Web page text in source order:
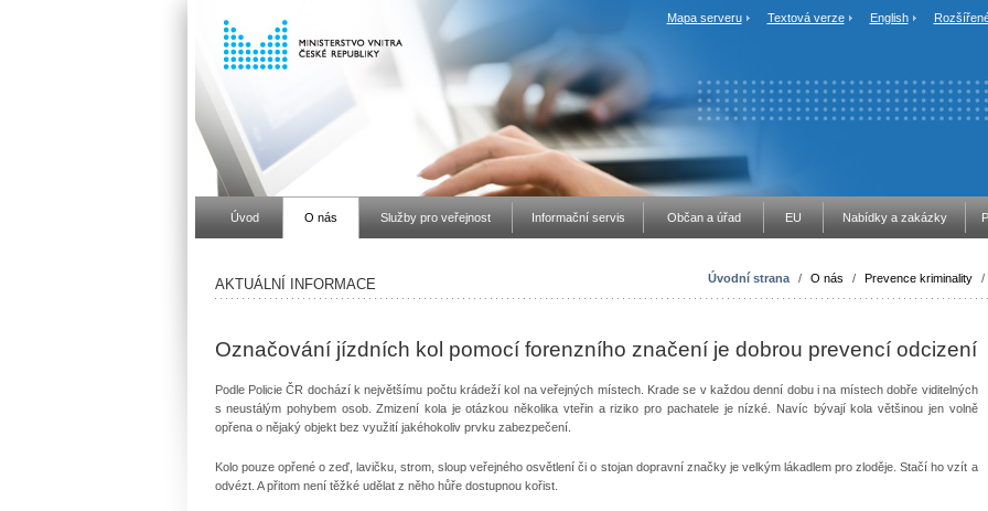
Mapa serveru Textová verze English
Úvod O nás Služby pro veřejnost Informační servis Občan a úřad EU Nabídky a zakázky
Úvodní strana / O nás / Prevence kriminality /
AKTUÁLNÍ INFORMACE
Označování jízdních kol pomocí forenzního značení je dobrou prevencí odcizení
Podle Policie ČR dochází k největšímu počtu krádeží kol na veřejných místech. Krade se v každou denní dobu i na místech dobře viditelných
s neustálým pohybem osob. Zmizení kola je otázkou několika vteřin a riziko pro pachatele je nízké. Navíc bývají kola většinou jen volně
opřena o nějaký objekt bez využití jakéhokoliv prvku zabezpečení.
Kolo pouze opřené o zeď, lavičku, strom, sloup veřejného osvětlení či o stojan dopravní značky je velkým lákadlem pro zloděje. Stačí ho vzít a
odvézt. A přitom není těžké udělat z něho hůře dostupnou kořist.